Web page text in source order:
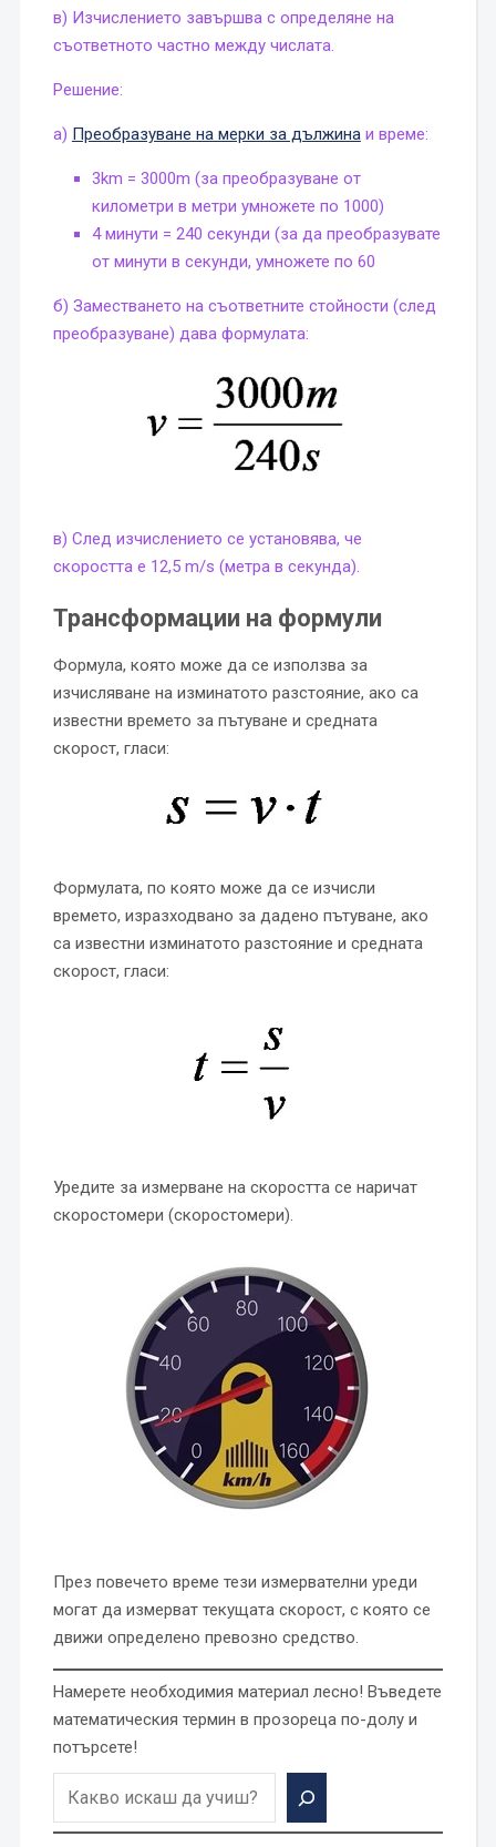
в) Изчислението завършва с определяне на
съответното частно между числата.
Решение:
а) Преобразуване на мерки за дължинаи време:
3km = 3000m (за преобразуване от
километри в метри умножете по 1000)
4 минути = 240 секунди (за да преобразувате
от минути в секунди, умножете по 60
б) Заместването на съответните стойности (след
преобразуване) дава формулата:
в) След изчислението се установява, че
скоростта е 12,5 m/s (метра в секунда).
Трансформации на формули
Формула, която може да се използва за
изчисляване на изминатото разстояние, ако са
известни времето за пътуване и средната
скорост, гласи:
Формулата, по която може да се изчисли
времето, изразходвано за дадено пътуване, ако
са известни изминатото разстояние и средната
скорост, гласи:
Уредите за измерване на скоростта се наричат ​​
скоростомери (скоростомери).
През повечето време тези измервателни уреди
могат да измерват текущата скорост, с която се
движи определено превозно средство.
Намерете необходимия материал лесно! Въведете
математическия термин в прозореца по-долу и
потърсете!